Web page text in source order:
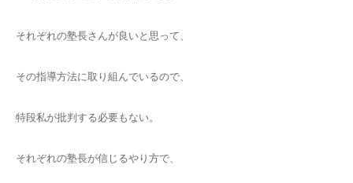
それぞれの塾長さんが良いと思って、
その指導方法に取り組んでいるので、
特段私が批判する必要もない。
それぞれの塾長が信じるやり方で、